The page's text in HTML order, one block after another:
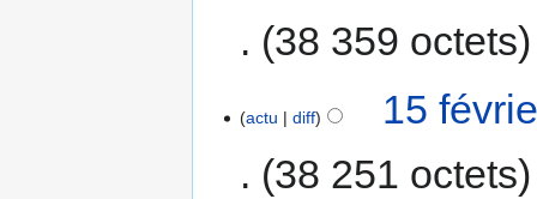
38 359 octets
actu diff
15
38 251 octets